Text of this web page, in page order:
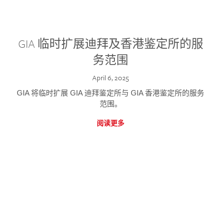
GIA 临时扩展迪拜及香港鉴定所的服
务范围
April 6, 2025
GIA 将临时扩展 GIA 迪拜鉴定所与 GIA 香港鉴定所的服务
范围。
阅读更多